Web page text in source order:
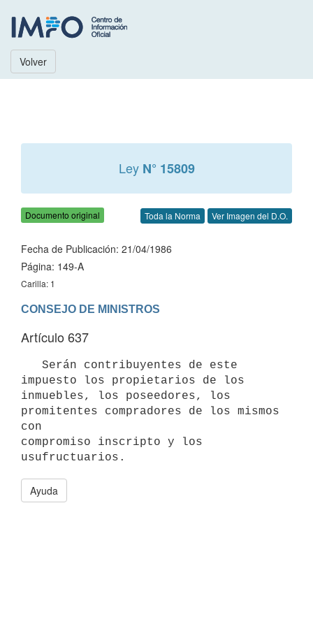
Volver
Ley N° 15809
Documento original Toda la Norma Ver Imagen del D.O.
Fecha de Publicación: 21/04/1986
Página: 149-A
Carilla: 1
CONSEJO DE MINISTROS
Artículo 637
impuesto los propietarios de los
inmuebles, los poseedores, los
promitentes compradores de los mismos
con
compromiso inscripto y los
usufructuarios.
Ayuda